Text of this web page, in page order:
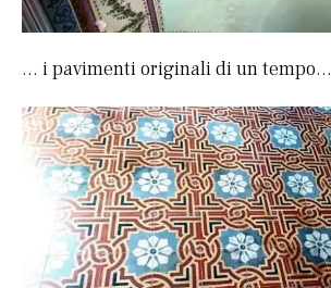
… i pavimenti originali di un tempo…